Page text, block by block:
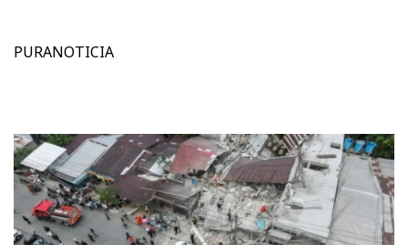
PURANOTICIA